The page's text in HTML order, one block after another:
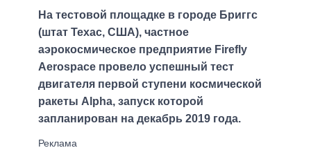
На тестовой площадке в городе Бриггс
(штат Техас, США), частное
аэрокосмическое предприятие Firefly
Aerospace провело успешный тест
двигателя первой ступени космической
ракеты Alpha, запуск которой
запланирован на декабрь 2019 года.